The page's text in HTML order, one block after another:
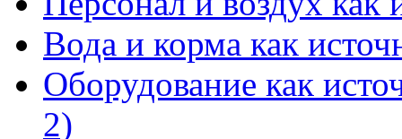
Вода и корма как
Оборудование как
2)